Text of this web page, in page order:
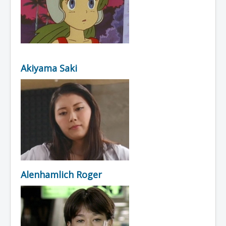
Akiyama Saki
Alenhamlich Roger